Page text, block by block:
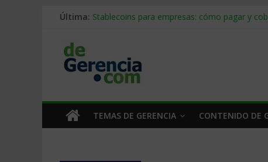
Última: Stablecoins para empresas: cómo pagar y
Trabajo forzoso en la cadena de suministro:
Mercado hispano de EE. UU.: cómo
TEMAS DE GERENCIA CONTENIDO DE